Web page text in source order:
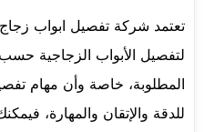
تعتمد شركة تفصيل ابواب
لتفصيل الأبواب الزجاجية
المطلوبة، خاصة وأن مهام
للدقة والإتقان والمهارة،